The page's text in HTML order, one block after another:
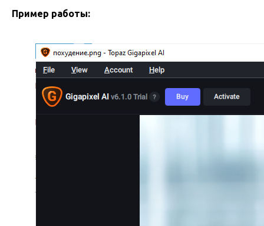
Пример работы: